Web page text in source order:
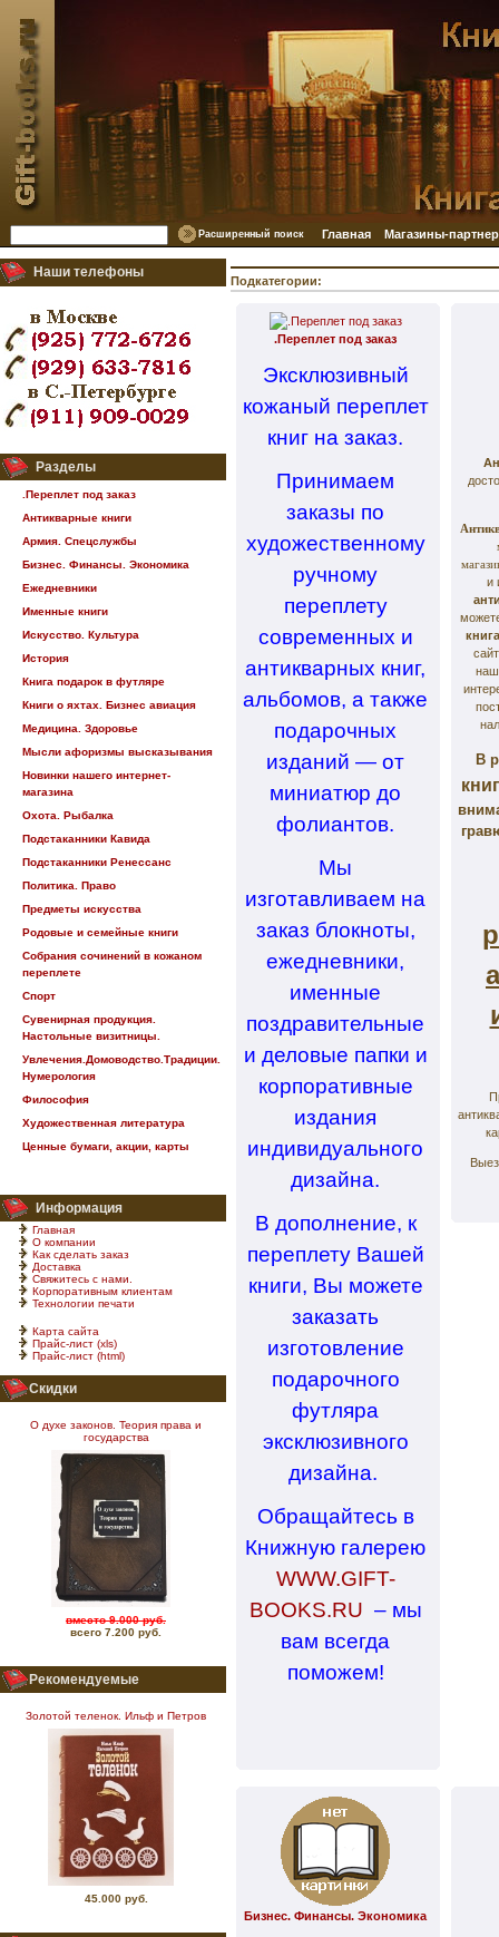
Расширенный поиск Главная Магазины-
Наши телефоны
Разделы
.Переплет под заказ
Антикварные книги
Армия. Спецслужбы
Бизнес. Финансы. Экономика
Ежедневники
Именные книги
Искусство. Культура
История
Книга подарок в футляре
Книги о яхтах. Бизнес авиация
Медицина. Здоровье
Мысли афоризмы высказывания
Новинки нашего интернет-
магазина
Охота. Рыбалка
Подстаканники Кавида
Подстаканники Ренессанс
Политика. Право
Предметы искусства
Родовые и семейные книги
Собрания сочинений в кожаном
переплете
Спорт
Сувенирная продукция.
Настольные визитницы.
Увлечения.Домоводство.Традиции.
Нумерология
Философия
Художественная литература
Ценные бумаги, акции, карты
Информация
Главная
О компании
Как сделать заказ
Доставка
Свяжитесь с нами.
Корпоративным клиентам
Технологии печати
Карта сайта
Прайс-лист (xls)
Прайс-лист (html)
Скидки
О духе законов. Теория права и
государства
вместо 9.000 руб.
всего 7.200 руб.
Рекомендуемые
Золотой теленок. Ильф и Петров
45.000 руб.
Подкатегории:
.Переплет под заказ
Эксклюзивный
кожаный переплет
книг на заказ.
Принимаем
заказы по
художественному
ручному
переплету
современных и
антикварных книг,
альбомов, а также
подарочных
изданий — от
миниатюр до
фолиантов.
Мы
изготавливаем на
заказ блокноты,
ежедневники,
именные
поздравительные
и деловые папки и
корпоративные
издания
индивидуального
дизайна.
В дополнение, к
переплету Вашей
книги, Вы можете
заказать
изготовление
подарочного
футляра
эксклюзивного
дизайна.
Обращайтесь в
Книжную галерею
WWW.GIFT-
BOOKS.RU – мы
вам всегда
поможем!
и
В
Бизнес. Финансы. Экономика